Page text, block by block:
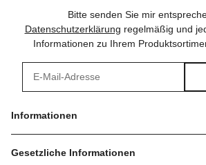
Bitte senden Sie mir
Datenschutzerklärung regelmäßig und
Informationen zu Ihrem
Informationen
Gesetzliche Informationen